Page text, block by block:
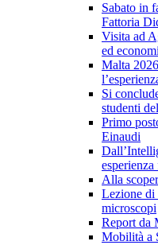
Sabato in
Fattoria
Visita ad
ed
Malta
Si
studenti
Primo
Einaudi
Alla
Lezione di
microscopi
Report da
Mobilità a